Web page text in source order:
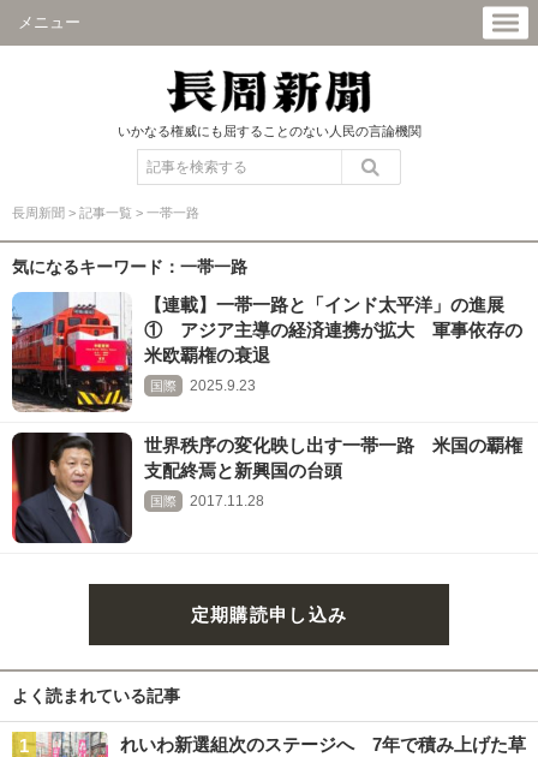
メニュー
いかなる権威にも屈することのない人民の言論機関
長周新聞 > 記事一覧 > 一帯一路
気になるキーワード：一帯一路
【連載】一帯一路と「インド太平洋」の進展
① アジア主導の経済連携が拡大 軍事依存の
米欧覇権の衰退
国際 2025.9.23
世界秩序の変化映し出す一帯一路 米国の覇権
支配終焉と新興国の台頭
国際 2017.11.28
定期購読申し込み
よく読まれている記事
れいわ新選組次のステージへ 7年で積み上げた草